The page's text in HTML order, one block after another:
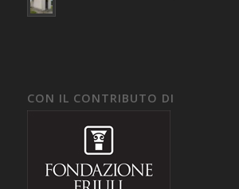
CON IL CONTRIBUTO DI